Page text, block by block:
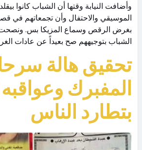
وأضافت النيابة وقتها أن الشباب كانوا
الموسيقي والاحتفال وأن تجمعاتهم في
بغرض الرقص وسماع المزيكا بس. ونصحت
الشباب بتوجيههم صح بعيداً عن عادات
تحقيق هالة
المفبرك
بتطارد الناس